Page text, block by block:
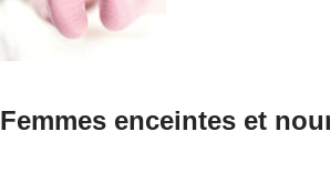
Femmes enceintes et